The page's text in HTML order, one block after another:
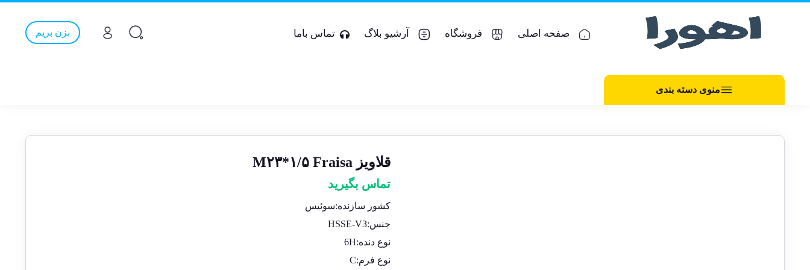
صفحه اصلی فروشگاه آرشیو بلاگ تماس باما بزن بریم
منوی دسته بندی
قلاویز M۲۳*۱/۵ Fraisa
تماس بگیرید
کشور سازنده:سوئیس
جنس:HSSE-V3
نوع دنده:6H
نوع فرم:C